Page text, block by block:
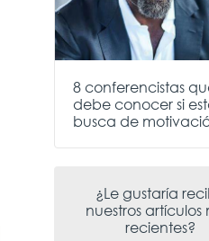
8 conferencistas
debe conocer si
busca de
¿Le gustaría
nuestros artículos
recientes?